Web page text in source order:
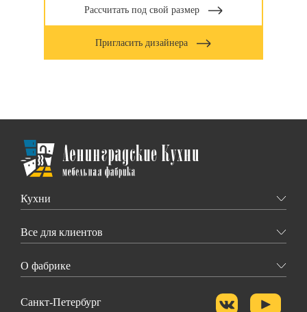
Рассчитать под свой размер
Пригласить дизайнера
Кухни
Все для клиентов
О фабрике
Санкт-Петербург